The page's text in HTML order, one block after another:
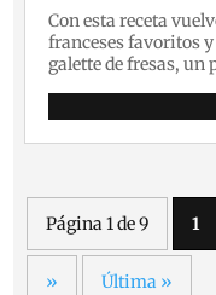
Con esta receta
franceses favoritos
galette de fresas, un
Página 1 de 9 1
» Última »